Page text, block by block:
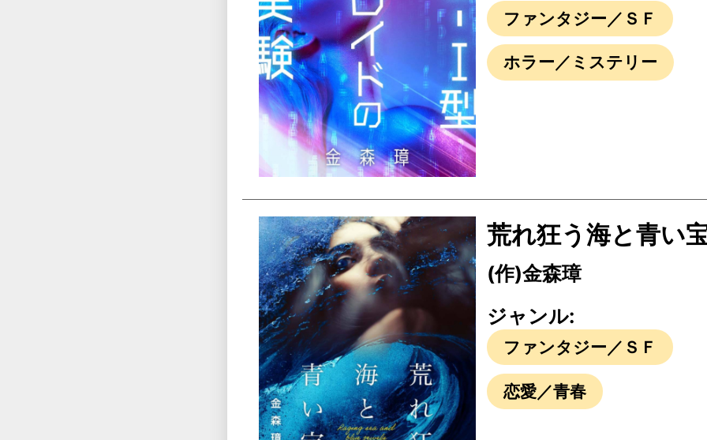
ファンタジー／ＳＦ
ホラー／ミステリー
荒れ狂う海と青い
(作)金森璋
ジャンル:
ファンタジー／ＳＦ
恋愛／青春